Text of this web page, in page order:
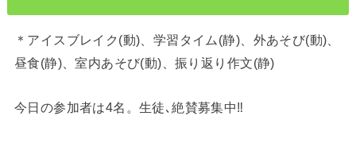
＊アイスブレイク(動)、学習タイム(静)、外あそび(動)、
昼食(静)、室内あそび(動)、振り返り作文(静)
今日の参加者は4名。生徒､絶賛募集中‼️